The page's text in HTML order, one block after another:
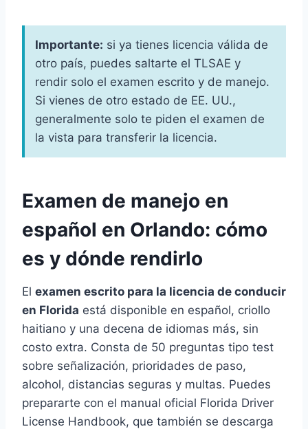
Importante: si ya tienes licencia válida de
otro país, puedes saltarte el TLSAE y
rendir solo el examen escrito y de manejo.
Si vienes de otro estado de EE. UU.,
generalmente solo te piden el examen de
la vista para transferir la licencia.
Examen de manejo en
español en Orlando: cómo
es y dónde rendirlo
El examen escrito para la licencia de conducir
en Florida está disponible en español, criollo
haitiano y una decena de idiomas más, sin
costo extra. Consta de 50 preguntas tipo test
sobre señalización, prioridades de paso,
alcohol, distancias seguras y multas. Puedes
prepararte con el manual oficial Florida Driver
License Handbook, que también se descarga